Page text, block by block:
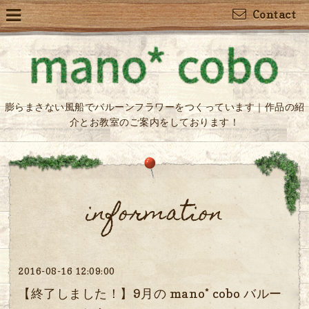
Contact
膨らまさない風船でバルーンフラワーをつくっています｜作品の紹
介とお教室のご案内をしております！
information
2016-08-16 12:09:00
【終了しました！】9月の mano* cobo バルー